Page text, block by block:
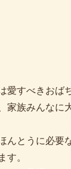
愛すべきおば
家族みんなに
んとうに必要
す。